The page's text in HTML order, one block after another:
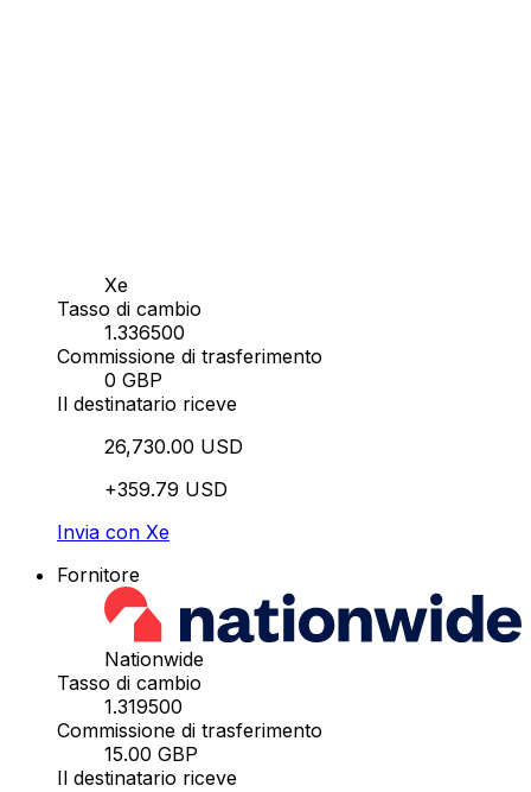
Xe
Tasso di cambio
1.336500
Commissione di trasferimento
0 GBP
Il destinatario riceve
26,730.00 USD
+359.79 USD
Invia con Xe
Fornitore
Nationwide
Tasso di cambio
1.319500
Commissione di trasferimento
15.00 GBP
Il destinatario riceve